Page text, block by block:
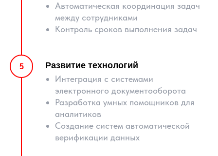
Автоматическая координация задач
между сотрудниками
Контроль сроков выполнения задач
Развитие технологий
Интеграция с системами
электронного документооборота
Разработка умных помощников для
аналитиков
Создание систем автоматической
верификации данных